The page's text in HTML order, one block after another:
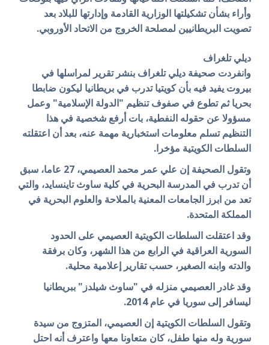
وأراء بشأن تشكيلتها الوزارية القادمة وإدارتها للبلاد بعد
تصويت البريطانيين لمصلحة الخروج من الاتحاد الأوروبي.
ديلي تلغراف
وانفردت صحيفة ديلي تلغراف بنشر تقرير لمراسلها في
بيروت يفيد فيه بأن كويتيا تدرب في بريطانيا ليكون ضابطا
بحريا ثم تطوع في صفوف تنظيم "الدولة الإسلامية" وعمل
مسؤولا عن حقوله النفطية، بات أرفع شخصية في هذا
التنظيم تسلم معلومات استخبارية مهمة عنه، بعد أن اعتقلته
السلطات الكويتية مؤخرا.
وتقول الصحيفة إن علي عمر محمد العصيمي، 27 عاما، سبق
أن تدرب في المدرسة البحرية في كلية ساوث تاينسايد، والتي
تعد من ابرز الجامعات المعنية بالملاحة والعلوم البحرية في
المملكة المتحدة.
وقد اعتقلت السلطات الكويتية العصيمي على الحدود
السورية العراقية في الرابع من هذا الشهر، وكان برفقة
والدته وابنه الصغير، حسب تقارير إعلامية محلية.
وقد غادر العصيمي منزله في "ساوث شيلدز" ببريطانيا
ليسافر إلى سوريا في عام 2014.
وتقول السلطات الكويتية إن العصيمي، المتزوج من سيدة
سورية وله منها طفل، كان متعاونا معها واعترف أنه احتل